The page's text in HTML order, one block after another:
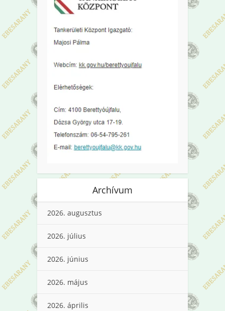
Archívum
2026. augusztus
2026. július
2026. június
2026. május
2026. április